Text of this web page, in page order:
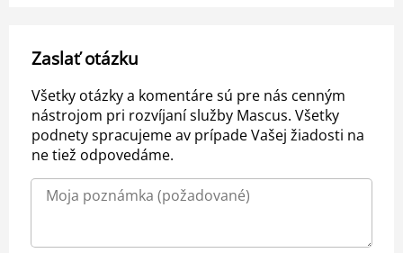
Zaslať otázku
Všetky otázky a komentáre sú pre nás cenným
nástrojom pri rozvíjaní služby Mascus. Všetky
podnety spracujeme av prípade Vašej žiadosti na
ne tiež odpovedáme.